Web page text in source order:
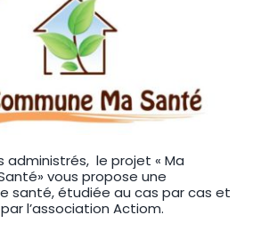
administrés, le projet « Ma
vous propose une
santé, étudiée au cas par cas et
l’association Actiom.